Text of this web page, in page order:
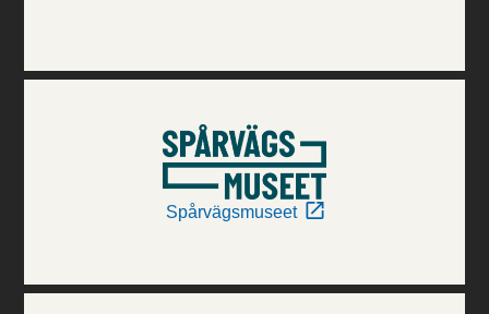
Spårvägsmuseet